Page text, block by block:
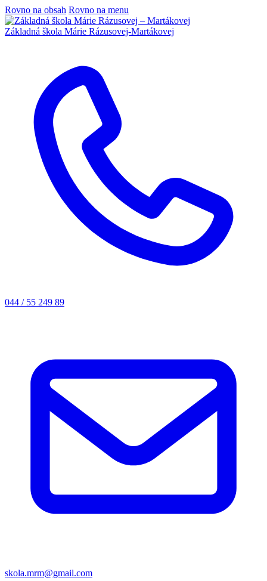
Rovno na obsah Rovno na menu
Základná škola Márie Rázusovej-Martákovej
044 / 55 249 89
skola.mrm@gmail.com